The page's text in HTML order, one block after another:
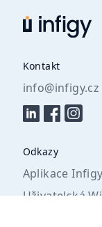
Kontakt
info@infigy.cz
Odkazy
Aplikace Infigy
Uživatelská